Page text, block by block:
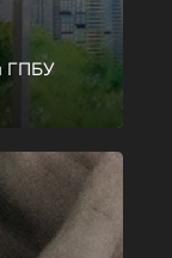
ГПБУ